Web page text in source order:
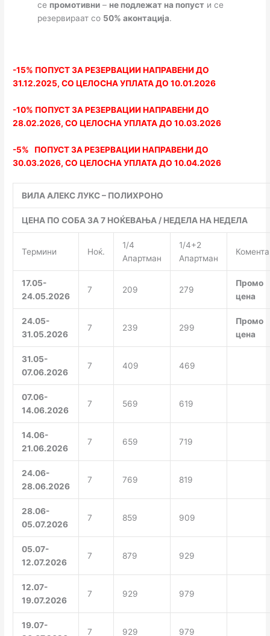
се промотивни – не подлежат на попуст и се
резервираат со 50% аконтација.
-15% ПОПУСТ ЗА РЕЗЕРВАЦИИ НАПРАВЕНИ ДО
31.12.2025, СОЦЕЛОСНАУПЛАТА ДО 10.01.2026
-10% ПОПУСТ ЗА РЕЗЕРВАЦИИ НАПРАВЕНИ ДО
28.02.2026, СОЦЕЛОСНАУПЛАТА ДО 10.03.2026
-5% ПОПУСТ ЗА РЕЗЕРВАЦИИ НАПРАВЕНИ ДО
30.03.2026, СОЦЕЛОСНАУПЛАТА ДО 10.04.2026
ВИЛА АЛЕКС ЛУКС – ПОЛИХРОНО
ЦЕНА ПО СОБА ЗА 7 НОЌЕВАЊА / НЕДЕЛА НА НЕДЕЛА
Термини Ноќ.
1/4
Апартман
1/4+2
Апартман
17.05-
24.05.2026
7 209 279
Промо
цена
24.05-
31.05.2026
7 239 299
Промо
цена
31.05-
07.06.2026
7 409 469
07.06-
14.06.2026
7 569 619
14.06-
21.06.2026
7 659 719
24.06-
28.06.2026
7 769 819
28.06-
05.07.2026
7 859 909
05.07-
12.07.2026
7 879 929
12.07-
19.07.2026
7 929 979
19.07-
7 929 979